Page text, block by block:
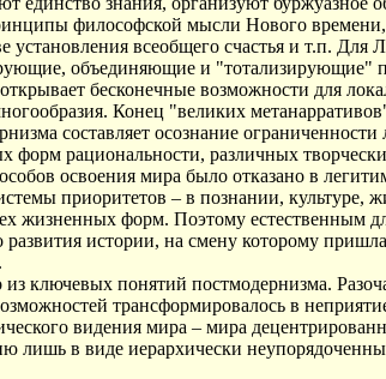
философской мысли Нового времени,
установления всеобщего счастья и т.п.
объединяющие и "тотализирующие"
бесконечные возможности для
Конец "великих
составляет осознание
рациональности, различных
освоения мира было отказано в
приоритетов – в познании,
жизненных форм. Поэтому естественным
развития истории, на смену которому
из ключевых понятий постмодернизма.
трансформировалось в
видения мира – мира
лишь в виде иерархически